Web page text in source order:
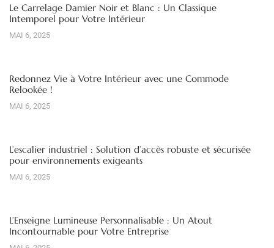
Le Carrelage Damier Noir et Blanc : Un Classique
Intemporel pour Votre Intérieur
MAI 6, 2025
Redonnez Vie à Votre Intérieur avec une Commode
Relookée !
MAI 6, 2025
L’escalier industriel : Solution d’accès robuste et sécurisée
pour environnements exigeants
MAI 6, 2025
L’Enseigne Lumineuse Personnalisable : Un Atout
Incontournable pour Votre Entreprise